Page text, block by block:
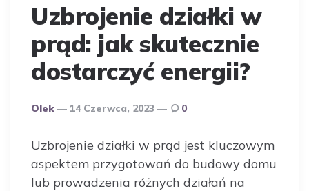
Uzbrojenie działki w
prąd: jak skutecznie
dostarczyć energii?
Opublikowany
Olek 14 Czerwca, 2023 0
Uzbrojenie działki w prąd jest kluczowym
aspektem przygotowań do budowy domu
lub prowadzenia różnych działań na